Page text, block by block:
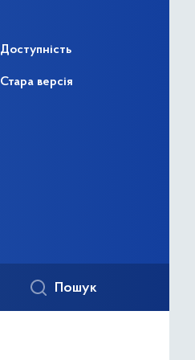
Доступність
Стара версія
Пошук